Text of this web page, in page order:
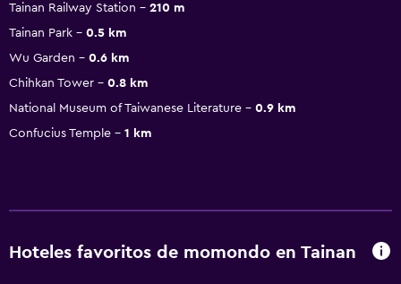
Tainan Railway Station
210 m
Tainan Park
0.5 km
Wu Garden
0.6 km
Chihkan Tower
0.8 km
National Museum of Taiwanese Literature
0.9 km
Confucius Temple
1 km
Hoteles favoritos de momondo en Tainan